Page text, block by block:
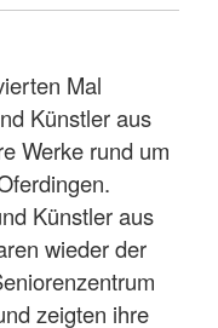
Mal
Künstler aus
Werke rund um
Künstler aus
wieder der
zeigten ihre